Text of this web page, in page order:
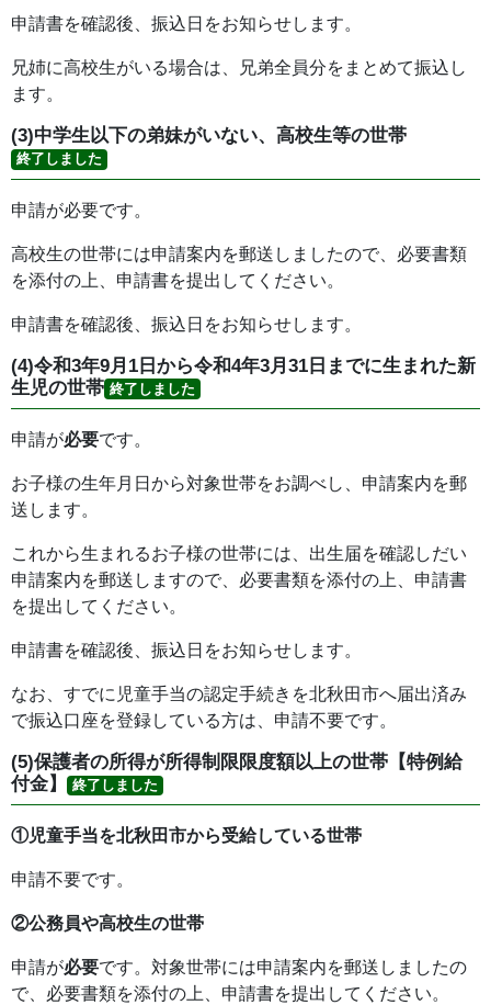
申請書を確認後、振込日をお知らせします。
兄姉に高校生がいる場合は、兄弟全員分をまとめて振込し
ます。
(3)中学生以下の弟妹がいない、高校生等の世帯
終了しました
申請が必要です。
高校生の世帯には申請案内を郵送しましたので、必要書類
を添付の上、申請書を提出してください。
申請書を確認後、振込日をお知らせします。
(4)令和3年9月1日から令和4年3月31日までに生まれた新
生児の世帯 終了しました
申請が必要です。
お子様の生年月日から対象世帯をお調べし、申請案内を郵
送します。
これから生まれるお子様の世帯には、出生届を確認しだい
申請案内を郵送しますので、必要書類を添付の上、申請書
を提出してください。
申請書を確認後、振込日をお知らせします。
なお、すでに児童手当の認定手続きを北秋田市へ届出済み
で振込口座を登録している方は、申請不要です。
(5)保護者の所得が所得制限限度額以上の世帯【特例給
付金】
終了しました
①児童手当を北秋田市から受給している世帯
申請不要です。
②公務員や高校生の世帯
申請が必要です。対象世帯には申請案内を郵送しましたの
で、必要書類を添付の上、申請書を提出してください。